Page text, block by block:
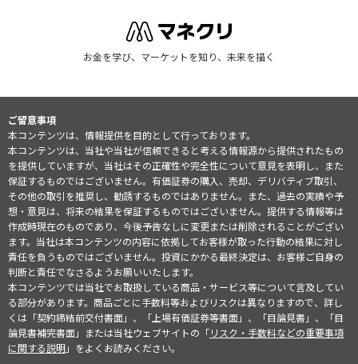
お金を学び、マーケットを知り、未来を描く
ご留意事項
本コンテンツは、情報提供を目的として行っております。
本コンテンツは、当社や当社が信頼できると考える情報源から提供されたもの
を提供していますが、当社はその正確性や完全性について意見を表明し、また
保証するものではございません。有価証券の購入、売却、デリバティブ取引、
その他の取引を推奨し、勧誘するものではありません。また、過去の実績や予
想・意見は、将来の結果を保証するものではございません。提供する情報等は
作成時現在のものであり、今後予告なしに変更または削除されることがござい
ます。当社は本コンテンツの内容に依拠してお客様が取った行動の結果に対し
責任を負うものではございません。投資にかかる最終決定は、お客様ご自身の
判断と責任でなさるようお願いいたします。
本コンテンツでは当社でお取扱している商品・サービス等について言及してい
る部分があります。商品ごとに手数料等およびリスクは異なりますので、詳し
くは「契約締結前交付書面」、「上場有価証券等書面」、「目論見書」、「目
論見書補完書面」または当社ウェブサイトの「リスク・手数料などの重要事項
に関する説明」をよくお読みください。